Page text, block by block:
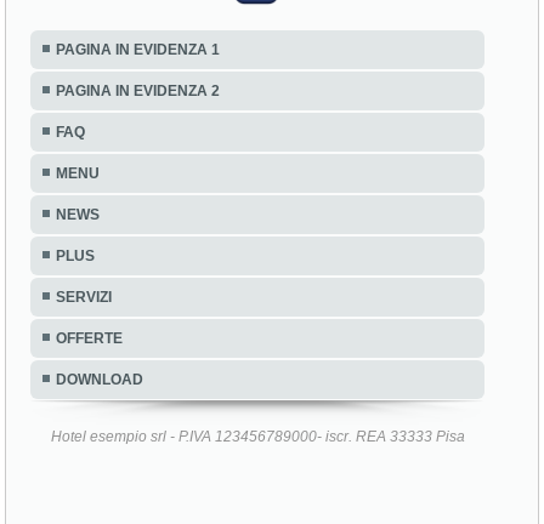
PAGINA IN EVIDENZA 1
PAGINA IN EVIDENZA 2
FAQ
MENU
NEWS
PLUS
SERVIZI
OFFERTE
DOWNLOAD
Hotel esempio srl - P.IVA 123456789000- iscr. REA 33333 Pisa